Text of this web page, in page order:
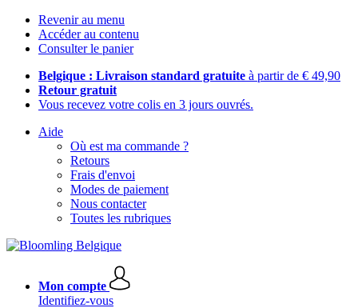
Revenir au menu
Accéder au contenu
Consulter le panier
Belgique : Livraison standard gratuite à partir de € 49,90
Retour gratuit
Vous recevez votre colis en 3 jours ouvrés.
Aide
Où est ma commande ?
Retours
Frais d'envoi
Modes de paiement
Nous contacter
Toutes les rubriques
Mon compte
Identifiez-vous